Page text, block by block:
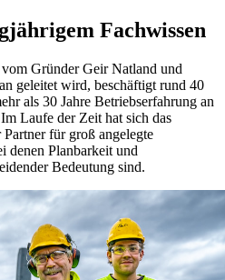
Fachwissen
Gründer Geir Natland und
geleitet wird, beschäftigt rund 40
als 30 Jahre Betriebserfahrung an
Laufe der Zeit hat sich das
für groß angelegte
denen Planbarkeit und
Bedeutung sind.